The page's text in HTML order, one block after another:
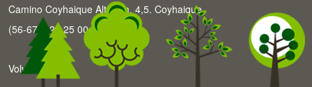
Camino Coyhaique Alto Km. 4,5. Coyhaique
(56-67) 226 25 00
Volver arriba